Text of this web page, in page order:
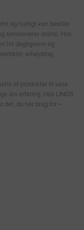
og hurtigt kan bestille
servicevarer online. Hos
for dagligvarer og
arbejdstøj,
af produkter til vask
års erfaring. Hos LINDS
det, du har brug for –